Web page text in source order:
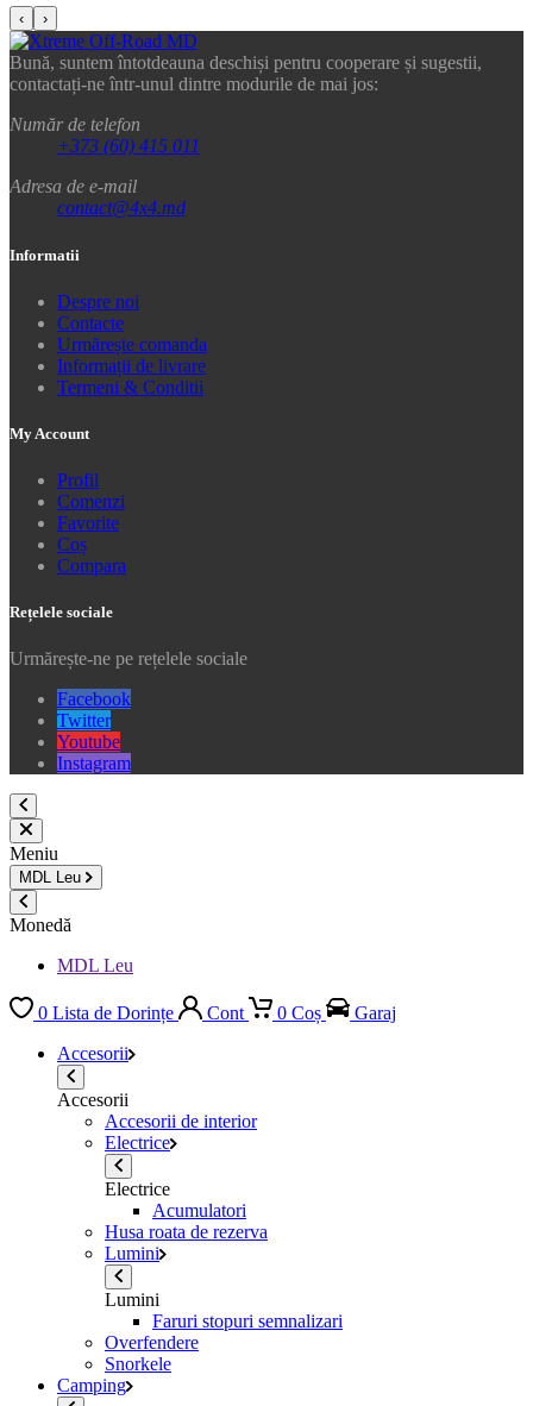
‹ ›
Bună, suntem întotdeauna deschiși pentru cooperare și sugestii,
contactați-ne într-unul dintre modurile de mai jos:
Număr de telefon
+373 (60) 415 011
Adresa de e-mail
contact@4x4.md
Informatii
Despre noi
Contacte
Urmărește comanda
Informații de livrare
Termeni & Conditii
My Account
Profil
Comenzi
Favorite
Coș
Compara
Rețelele sociale
Urmărește-ne pe rețelele sociale
Facebook
Twitter
Youtube
Instagram
Meniu
MDL Leu
Monedă
MDL Leu
0 Lista de Dorințe Cont 0 Coș
Garaj
Accesorii
Accesorii
Accesorii de interior
Electrice
Electrice
Acumulatori
Husa roata de rezerva
Lumini
Lumini
Faruri stopuri semnalizari
Overfendere
Snorkele
Camping